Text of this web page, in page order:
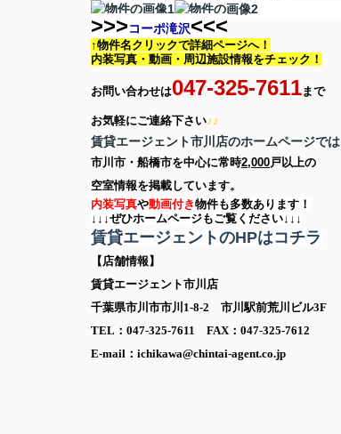
>>>コーポ滝沢<<<
↑物件名クリックで詳細ページへ！
内装写真・動画・ 周辺施設情報をチェック！
お問い合わせは047-325-7611まで
お気軽にご連絡下さい♪♪
賃貸エージェント市川店のホームページでは
市川市・船橋市を中心に常時2,000戸以上の
空室情報を掲載しています。
内装写真や動画付き物件も多数あります！
↓↓↓ぜひホームページもご覧ください↓↓↓
賃貸エージェントのHPはコチラ
【店舗情報】
賃貸エージェント市川店
千葉県市川市市川1-8-2 市川駅前荒川ビル3F
TEL：047-325-7611 FAX：047-325-7612
E-mail：ichikawa@chintai-agent.co.jp